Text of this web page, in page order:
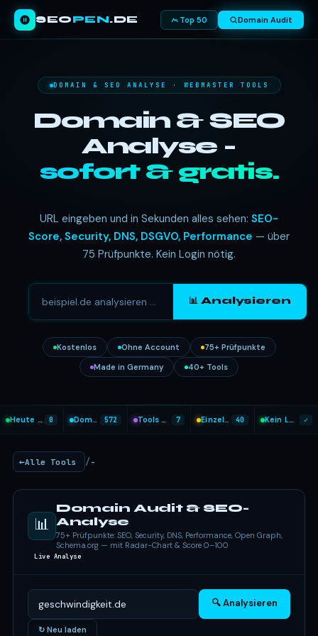
SEOPEN.DE Top 50 Domain Audit
DOMAIN & SEO ANALYSE · WEBMASTER TOOLS
Domain & SEO
Analyse -
sofort & gratis.
URL eingeben und in Sekunden alles sehen: SEO-
Score, Security, DNS, DSGVO, Performance — über
75 Prüfpunkte. Kein Login nötig.
📊 Analysieren
Kostenlos Ohne Account
75+ Prüfpunkte
Made in Germany
40+ Tools
Heute analysiert 0 Domains geprüft 572 Tools heute genutzt 7 Einzel-Tools 40 Kein Login nötig ✓
Alle Tools / -
📊
Domain Audit & SEO-
Analyse
75+ Prüfpunkte: SEO, Security, DNS, Performance, Open Graph,
Schema.org — mit Radar-Chart & Score 0–100
Live Analyse
🔍 Analysieren
↻ Neu laden